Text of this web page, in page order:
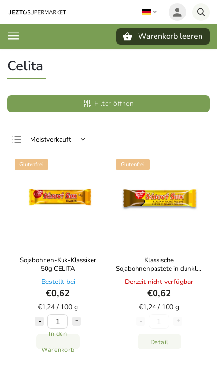
Warenkorb leeren
Celita
Filter öffnen
Meistverkauft
Teuerste
Glutenfrei
Sojabohnen-Kuk-Klassiker
50g CELITA
Bestellt bei
€0,62
€1,24 / 100 g
In den
Warenkorb
Glutenfrei
Klassische
Sojabohnenpastete in dunkler
Glasur 50g CELITA
Derzeit nicht verfügbar
€0,62
€1,24 / 100 g
Detail